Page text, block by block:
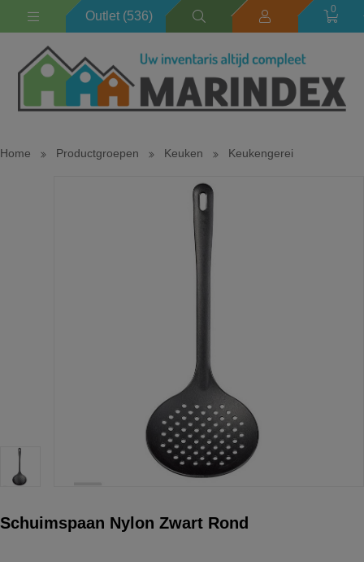
Outlet (536) 0
Home Productgroepen Keuken Keukengerei
Schuimspaan Nylon Zwart Rond